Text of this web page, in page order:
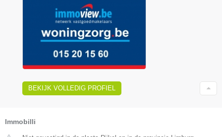
BEKIJK VOLLEDIG PROFIEL
Immobilli